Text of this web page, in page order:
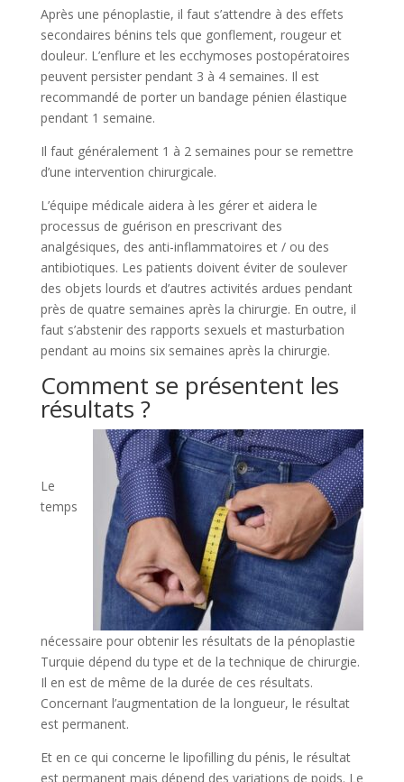
Après une pénoplastie, il faut s’attendre à des effets
secondaires bénins tels que gonflement, rougeur et
douleur. L’enflure et les ecchymoses postopératoires
peuvent persister pendant 3 à 4 semaines. Il est
recommandé de porter un bandage pénien élastique
pendant 1 semaine.
Il faut généralement 1 à 2 semaines pour se remettre
d’une intervention chirurgicale.
L’équipe médicale aidera à les gérer et aidera le
processus de guérison en prescrivant des
analgésiques, des anti-inflammatoires et / ou des
antibiotiques. Les patients doivent éviter de soulever
des objets lourds et d’autres activités ardues pendant
près de quatre semaines après la chirurgie. En outre, il
faut s’abstenir des rapports sexuels et masturbation
pendant au moins six semaines après la chirurgie.
Comment se présentent les
résultats ?
Le
temps
nécessaire pour obtenir les résultats de la pénoplastie
Turquie dépend du type et de la technique de chirurgie.
Il en est de même de la durée de ces résultats.
Concernant l’augmentation de la longueur, le résultat
est permanent.
Et en ce qui concerne le lipofilling du pénis, le résultat
est permanent mais dépend des variations de poids. Le